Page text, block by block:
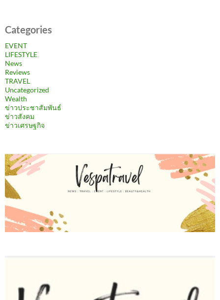
Categories
EVENT
LIFESTYLE
News
Reviews
TRAVEL
Uncategorized
Wealth
ข่าวประชาสัมพันธ์
ข่าวสังคม
ข่าวเศรษฐกิจ